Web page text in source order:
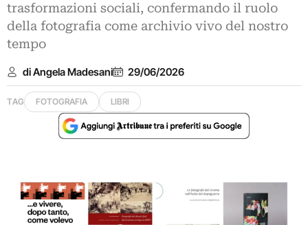
trasformazioni sociali, confermando il ruolo
della fotografia come archivio vivo del nostro
tempo
di Angela Madesani 29/06/2026
TAG FOTOGRAFIA LIBRI